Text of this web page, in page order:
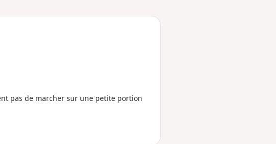
pas de marcher sur une petite portion